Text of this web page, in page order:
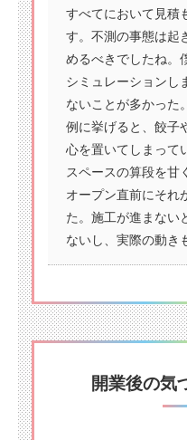
すべてにおいて見積
す。不測の事態は起
めるべきでしたね。
シミュレーションし
ないことが多かった
例に挙げると、餃子
心を置いてしまって
スペースの算段を甘
オープン直前にそれ
た。施工が進まない
ないし、実際の動き
開業後の気